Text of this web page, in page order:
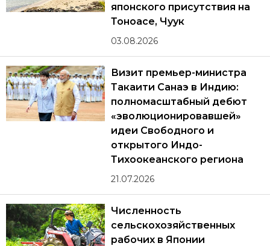
японского присутствия на
Тоноасе, Чуук
03.08.2026
Визит премьер-министра
Такаити Санаэ в Индию:
полномасштабный дебют
«эволюционировавшей»
идеи Свободного и
открытого Индо-
Тихоокеанского региона
21.07.2026
Численность
сельскохозяйственных
рабочих в Японии